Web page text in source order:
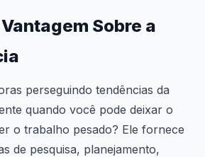
Sobre a
perseguindo tendências da
quando você pode deixar o
o trabalho pesado? Ele fornece
de pesquisa, planejamento,